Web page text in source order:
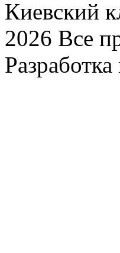
Киевский
2026 Все
Разработка